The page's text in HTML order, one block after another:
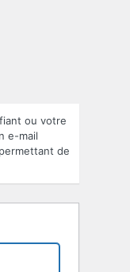
ou votre
e-mail
de